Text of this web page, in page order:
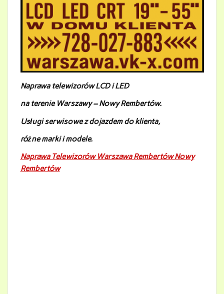
Naprawa telewizorów LCD i LED
na terenie Warszawy – Nowy Rembertów.
Usługi serwisowe z dojazdem do klienta,
różne marki i modele.
Naprawa Telewizorów Warszawa Rembertów Nowy
Rembertów